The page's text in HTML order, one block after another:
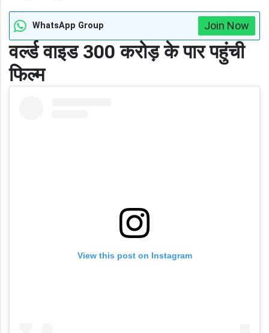
WhatsApp Group Join Now
वर्ल्ड वाइड 300 करोड़ के पार पहुंची
फिल्म
View this post on Instagram